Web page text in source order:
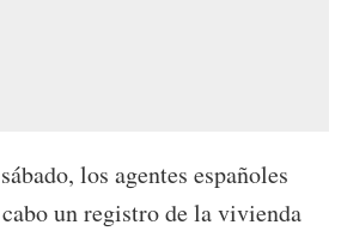
los agentes españoles
un registro de la vivienda